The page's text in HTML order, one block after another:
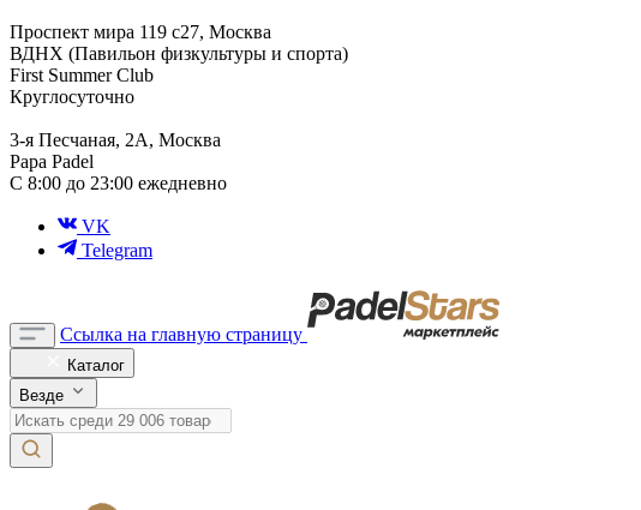
Проспект мира 119 с27, Москва
ВДНХ (Павильон физкультуры и спорта)
First Summer Club
Круглосуточно
3-я Песчаная, 2А, Москва
Papa Padel
С 8:00 до 23:00 ежедневно
VK
Telegram
Ссылка на главную страницу
Каталог
Везде